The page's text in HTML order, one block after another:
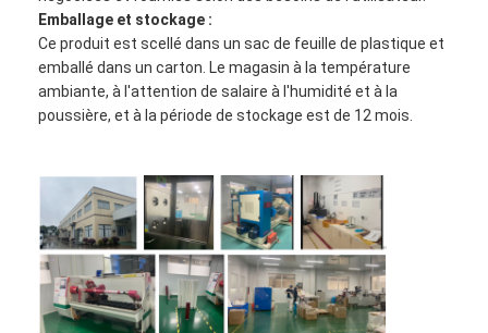
Emballage et stockage :
Ce produit est scellé dans un sac de feuille de plastique et
emballé dans un carton. Le magasin à la température
ambiante, à l'attention de salaire à l'humidité et à la
poussière, et à la période de stockage est de 12 mois.